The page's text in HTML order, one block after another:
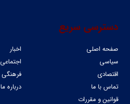
دسترسی سریع
صفحه اصلی
اخبار
سیاسی
اجتماعی
اقتصادی
فرهنگی
تماس با ما
درباره ما
قوانین و مقررات